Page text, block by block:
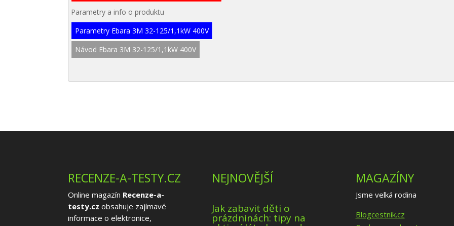
Parametry a info o produktu
Parametry Ebara 3M 32-125/1,1kW 400V
Návod Ebara 3M 32-125/1,1kW 400V
RECENZE-A-TESTY.CZ
Online magazín Recenze-a-
testy.cz obsahuje zajímavé
informace o elektronice,
NEJNOVĚJŠÍ
Jak zabavit děti o
prázdninách: tipy na
MAGAZÍNY
Jsme velká rodina
Blogcestnik.cz